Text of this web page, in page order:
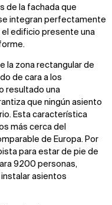
de la fachada que
integran perfectamente
edificio presente una
la zona rectangular de
de cara a los
resultado una
que ningún asiento
Esta característica
más cerca del
de Europa. Por
para estar de pie de
9200 personas,
asientos